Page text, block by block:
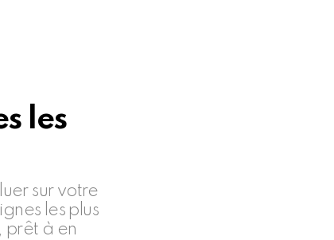
les
sur votre
les plus
prêt à en